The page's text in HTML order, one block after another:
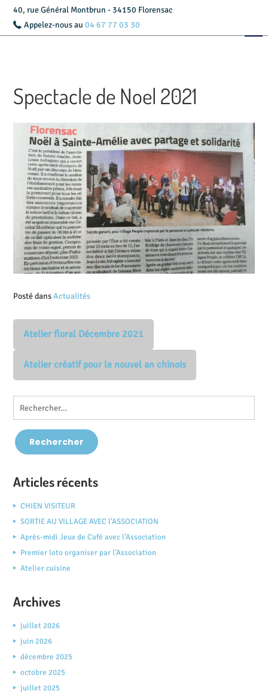
40, rue Général Montbrun - 34150 Florensac
Appelez-nous au 04 67 77 03 30
Accueil
Livret d’accueil
Services
Tarifs
Actualités
Contact
Spectacle de Noel 2021
Posté dansActualités
Atelier floral Décembre 2021
Atelier créatif pour le nouvel an chinois
Articles récents
CHIEN VISITEUR
SORTIE AU VILLAGE AVEC l’ASSOCIATION
Après-midi Jeux de Café avec l’Association
Premier loto organiser par l’Association
Atelier cuisine
Archives
juillet 2026
juin 2026
décembre 2025
octobre 2025
juillet 2025